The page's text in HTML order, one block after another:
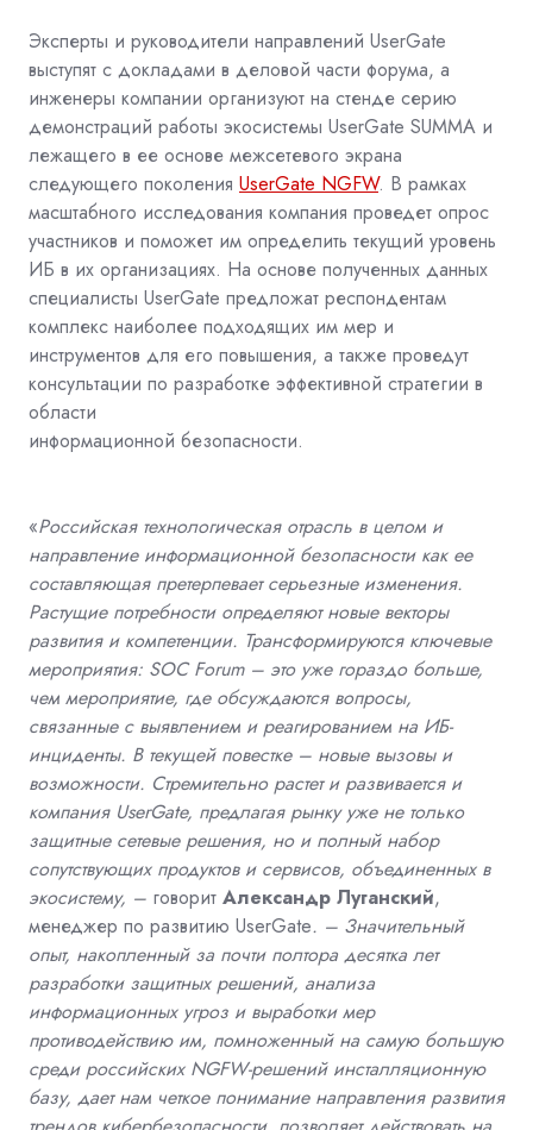
Эксперты и руководители направлений UserGate
выступят с докладами в деловой части форума, а
инженеры компании организуют на стенде серию
демонстраций работы экосистемы UserGate SUMMA и
лежащего в ее основе межсетевого экрана
следующего поколения UserGate NGFW. В рамках
масштабного исследования компания проведет опрос
участников и поможет им определить текущий уровень
ИБ в их организациях. На основе полученных данных
специалисты UserGate предложат респондентам
комплекс наиболее подходящих им мер и
инструментов для его повышения, а также проведут
консультации по разработке эффективной стратегии в
области
информационной безопасности.
«Российская технологическая отрасль в целом и
направление информационной безопасности как ее
составляющая претерпевает серьезные изменения.
Растущие потребности определяют новые векторы
развития и компетенции. Трансформируются ключевые
мероприятия: SOC Forum – это уже гораздо больше,
чем мероприятие, где обсуждаются вопросы,
связанные с выявлением и реагированием на ИБ-
инциденты. В текущей повестке – новые вызовы и
возможности. Стремительно растет и развивается и
компания UserGate, предлагая рынку уже не только
защитные сетевые решения, но и полный набор
сопутствующих продуктов и сервисов, объединенных в
экосистему, – говорит Александр Луганский,
менеджер по развитию UserGate. – Значительный
опыт, накопленный за почти полтора десятка лет
разработки защитных решений, анализа
информационных угроз и выработки мер
противодействию им, помноженный на самую большую
среди российских NGFW-решений инсталляционную
базу, дает нам четкое понимание направления развития